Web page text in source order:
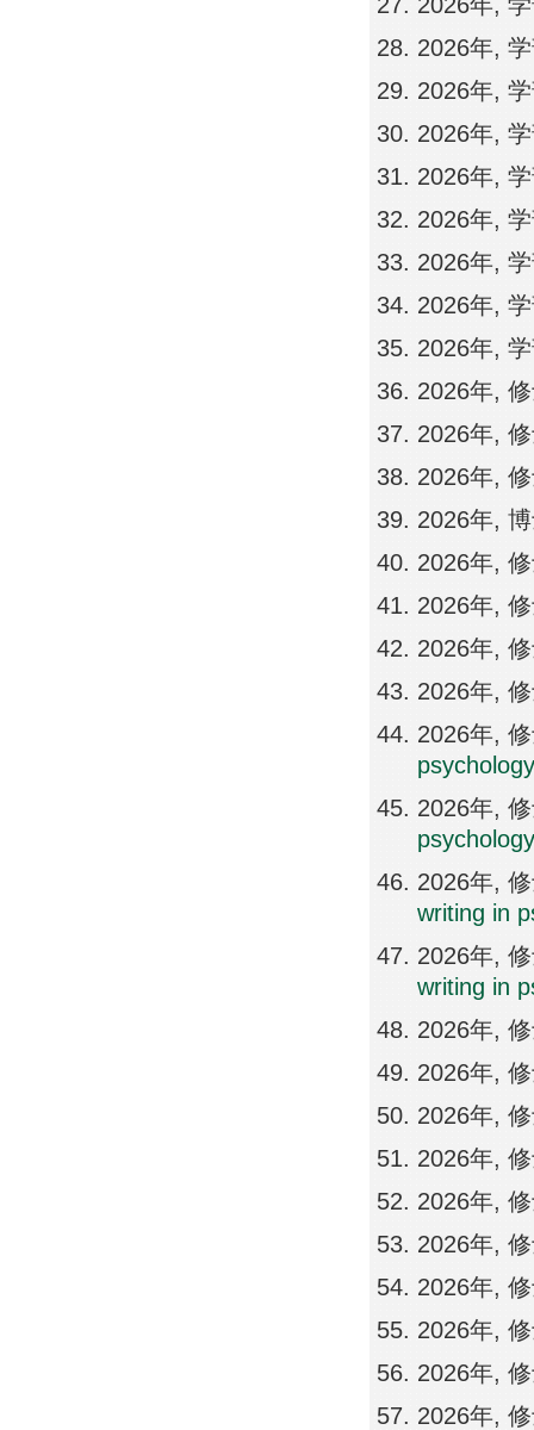
2026年,
2026年,
2026年,
2026年,
2026年,
2026年,
2026年,
2026年,
2026年,
2026年,
2026年,
2026年,
2026年,
2026年,
2026年,
2026年,
2026年,
2026年,
2026年,
writing in
2026年,
writing in
2026年,
2026年,
2026年,
2026年,
2026年,
2026年,
2026年,
2026年,
2026年,
2026年,